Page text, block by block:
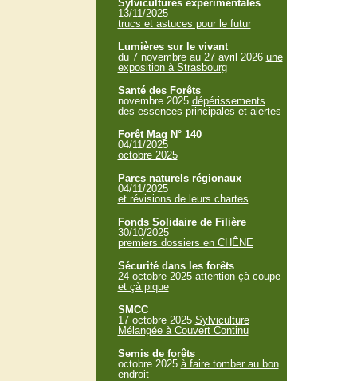
Sylvicultures expérimentales
13/11/2025
trucs et astuces pour le futur
Lumières sur le vivant
du 7 novembre au 27 avril 2026 une
exposition à Strasbourg
Santé des Forêts
novembre 2025 dépérissements
des essences principales et alertes
Forêt Mag N° 140
04/11/2025
octobre 2025
Parcs naturels régionaux
04/11/2025
et révisions de leurs chartes
Fonds Solidaire de Filière
30/10/2025
premiers dossiers en CHÊNE
Sécurité dans les forêts
24 octobre 2025 attention çà coupe
et çà pique
SMCC
17 octobre 2025 Sylviculture
Mélangée à Couvert Continu
Semis de forêts
octobre 2025 à faire tomber au bon
endroit